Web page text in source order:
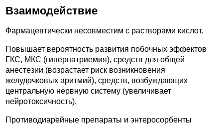
Взаимодействие
Фармацевтически несовместим с растворами кислот.
Повышает вероятность развития побочных эффектов
ГКС, МКС (гипернатриемия), средств для общей
анестезии (возрастает риск возникновения
желудочковых аритмий), средств, возбуждающих
центральную нервную систему (увеличивает
нейротоксичность).
Противодиарейные препараты и энтеросорбенты